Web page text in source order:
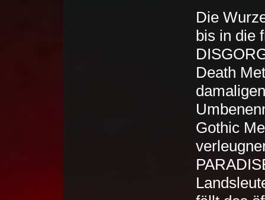
Die
bis in die
Death
Gothic